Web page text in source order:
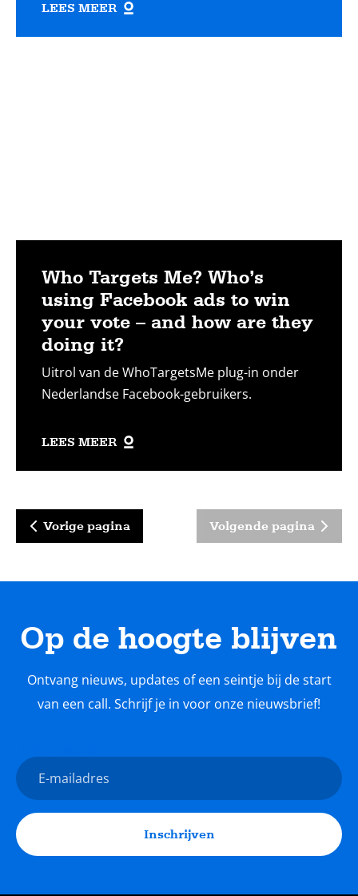
LEES MEER
Who Targets Me? Who’s
using Facebook ads to win
your vote – and how are they
doing it?
Uitrol van de WhoTargetsMe plug-in onder
Nederlandse Facebook-gebruikers.
LEES MEER
Vorige pagina Volgende pagina
Op de hoogte blijven
Ontvang nieuws, updates of een seintje bij de start
van een call. Schrijf je in voor onze nieuwsbrief!
E-
mailadres
Inschrijven